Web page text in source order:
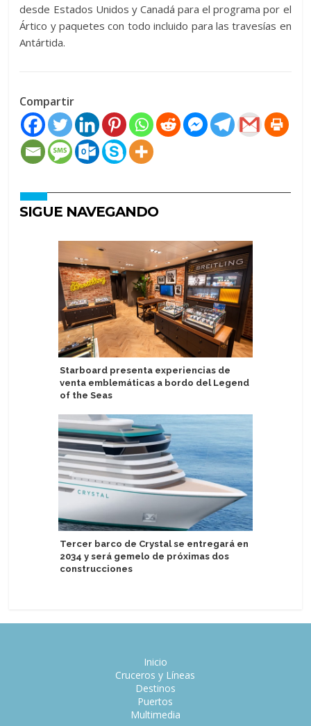
desde Estados Unidos y Canadá para el programa por el
Ártico y paquetes con todo incluido para las travesías en
Antártida.
Compartir
SIGUE NAVEGANDO
Starboard presenta experiencias de
venta emblemáticas a bordo del Legend
of the Seas
Tercer barco de Crystal se entregará en
2034 y será gemelo de próximas dos
construcciones
Inicio
Cruceros y Líneas
Destinos
Puertos
Multimedia